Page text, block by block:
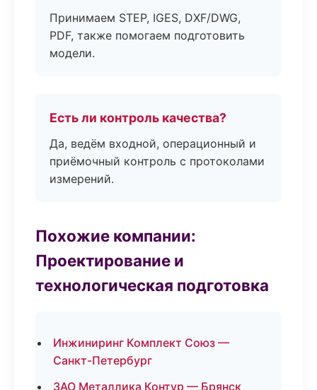
Принимаем STEP, IGES, DXF/DWG,
PDF, также помогаем подготовить
модели.
Есть ли контроль качества?
Да, ведём входной, операционный и
приёмочный контроль с протоколами
измерений.
Похожие компании:
Проектирование и
технологическая подготовка
Инжиниринг Комплект Союз —
Санкт-Петербург
ЗАО Металлика Контур — Брянск